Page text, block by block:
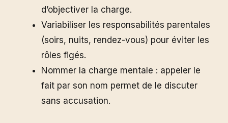
d’objectiver la charge.
Variabiliser les responsabilités parentales
(soirs, nuits, rendez-vous) pour éviter les
rôles figés.
Nommer la charge mentale : appeler le
fait par son nom permet de le discuter
sans accusation.